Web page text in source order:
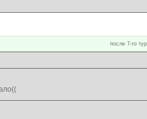
после 7-го